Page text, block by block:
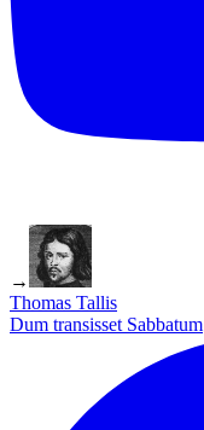
→
Thomas Tallis
Dum transisset Sabbatum